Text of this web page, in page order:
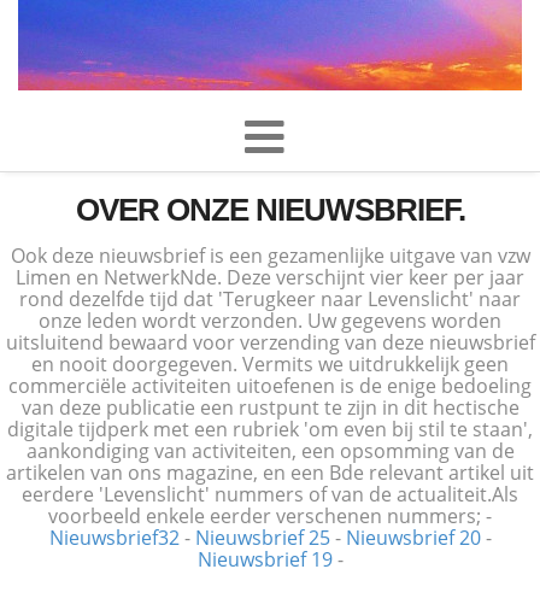
OVER ONZE NIEUWSBRIEF.
Ook deze nieuwsbrief is een gezamenlijke uitgave van vzw
Limen en NetwerkNde. Deze verschijnt vier keer per jaar
rond dezelfde tijd dat 'Terugkeer naar Levenslicht' naar
onze leden wordt verzonden. Uw gegevens worden
uitsluitend bewaard voor verzending van deze nieuwsbrief
en nooit doorgegeven. Vermits we uitdrukkelijk geen
commerciële activiteiten uitoefenen is de enige bedoeling
van deze publicatie een rustpunt te zijn in dit hectische
digitale tijdperk met een rubriek 'om even bij stil te staan',
aankondiging van activiteiten, een opsomming van de
artikelen van ons magazine, en een Bde relevant artikel uit
eerdere 'Levenslicht' nummers of van de actualiteit.Als
voorbeeld enkele eerder verschenen nummers; -
Nieuwsbrief32- Nieuwsbrief 25- Nieuwsbrief 20-
Nieuwsbrief 19-